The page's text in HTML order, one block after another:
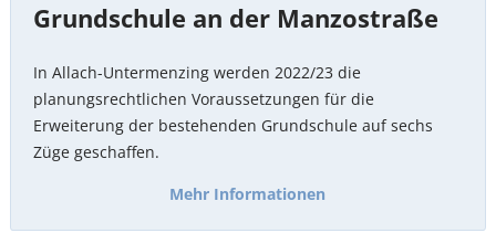
Grundschule an der Manzostraße
In Allach-Untermenzing werden 2022/23 die
planungsrechtlichen Voraussetzungen für die
Erweiterung der bestehenden Grundschule auf sechs
Züge geschaffen.
Mehr Informationen